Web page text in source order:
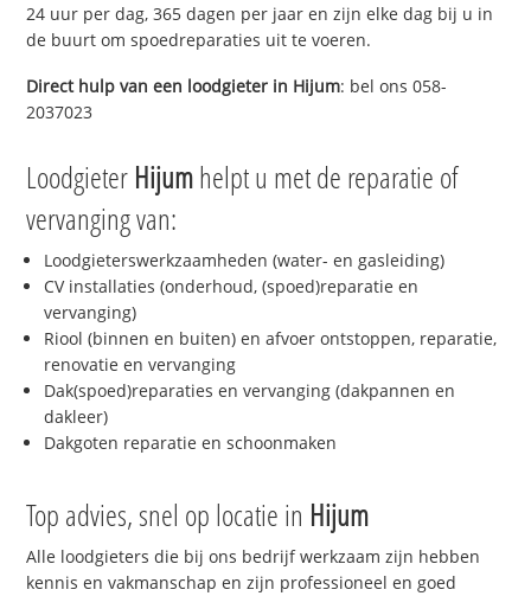
24 uur per dag, 365 dagen per jaar en zijn elke dag bij u in
de buurt om spoedreparaties uit te voeren.
Direct hulp van een loodgieter in Hijum: bel ons 058-
2037023
Loodgieter Hijumhelpt u met de reparatie of
vervanging van:
Loodgieterswerkzaamheden (water- en gasleiding)
CV installaties (onderhoud, (spoed)reparatie en
vervanging)
Riool (binnen en buiten) en afvoer ontstoppen, reparatie,
renovatie en vervanging
Dak(spoed)reparaties en vervanging (dakpannen en
dakleer)
Dakgoten reparatie en schoonmaken
Top advies, snel op locatie in Hijum
Alle loodgieters die bij ons bedrijf werkzaam zijn hebben
kennis en vakmanschap en zijn professioneel en goed